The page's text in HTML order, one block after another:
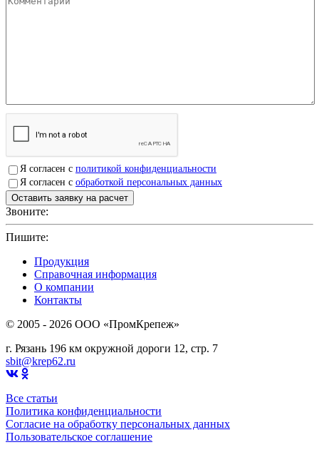
Я согласен с политикой конфиденциальности
Я согласен с обработкой персональных данных
Звоните:
Пишите:
Продукция
Справочная информация
О компании
Контакты
© 2005 - 2026 OOO «ПромКрепеж»
г. Рязань 196 км окружной дороги 12, стр. 7
sbit@krep62.ru
Все статьи
Политика конфиденциальности
Согласие на обработку персональных данных
Пользовательское соглашение